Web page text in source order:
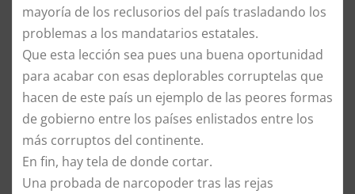
mayoría de los reclusorios del país trasladando los
problemas a los mandatarios estatales.
Que esta lección sea pues una buena oportunidad
para acabar con esas deplorables corruptelas que
hacen de este país un ejemplo de las peores formas
de gobierno entre los países enlistados entre los
más corruptos del continente.
En fin, hay tela de donde cortar.
Una probada de narcopoder tras las rejas